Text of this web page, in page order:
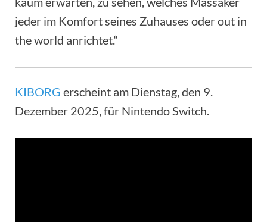
jeder im Komfort seines Zuhauses oder out in
the world anrichtet.“
KIBORG erscheint am Dienstag, den 9.
Dezember 2025, für Nintendo Switch.